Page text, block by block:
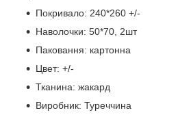
Покривало: 240*260 +/-
Наволочки: 50*70, 2шт
Паковання: картонна
Цвет: +/-
Тканина: жакард
Виробник: Туреччина